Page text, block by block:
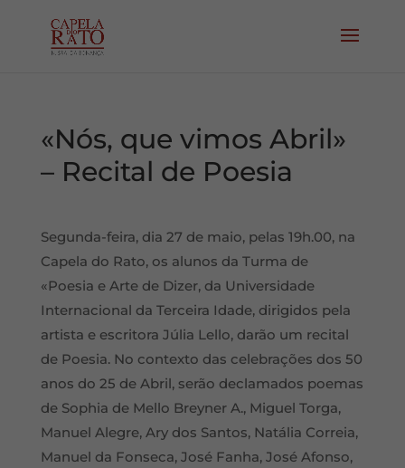
«Nós, que vimos Abril»
– Recital de Poesia
Segunda-feira, dia 27 de maio, pelas 19h.00, na
Capela do Rato, os alunos da Turma de
«Poesia e Arte de Dizer, da Universidade
Internacional da Terceira Idade, dirigidos pela
artista e escritora Júlia Lello, darão um recital
de Poesia. No contexto das celebrações dos 50
anos do 25 de Abril, serão declamados poemas
de Sophia de Mello Breyner A., Miguel Torga,
Manuel Alegre, Ary dos Santos, Natália Correia,
Manuel da Fonseca, José Fanha, José Afonso,